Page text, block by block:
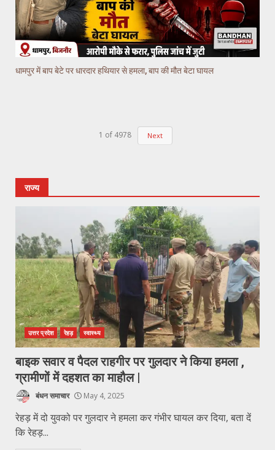
धामपुर में बाप बेटे पर धारदार हथियार से हमला, बाप की मौत बेटा घायल
1 of 4978 Next
राज्य
उत्तर प्रदेश रेहड़ स्वास्थ्य
बाइक सवार व पैदल राहगीर पर गुलदार ने किया हमला ,
ग्रामीणों में दहशत का माहौल |
बंधन समाचार May 4, 2025
रेहड़ में दो युवको पर गुलदार ने हमला कर गंभीर घायल कर दिया, बता दें
कि रेहड़...